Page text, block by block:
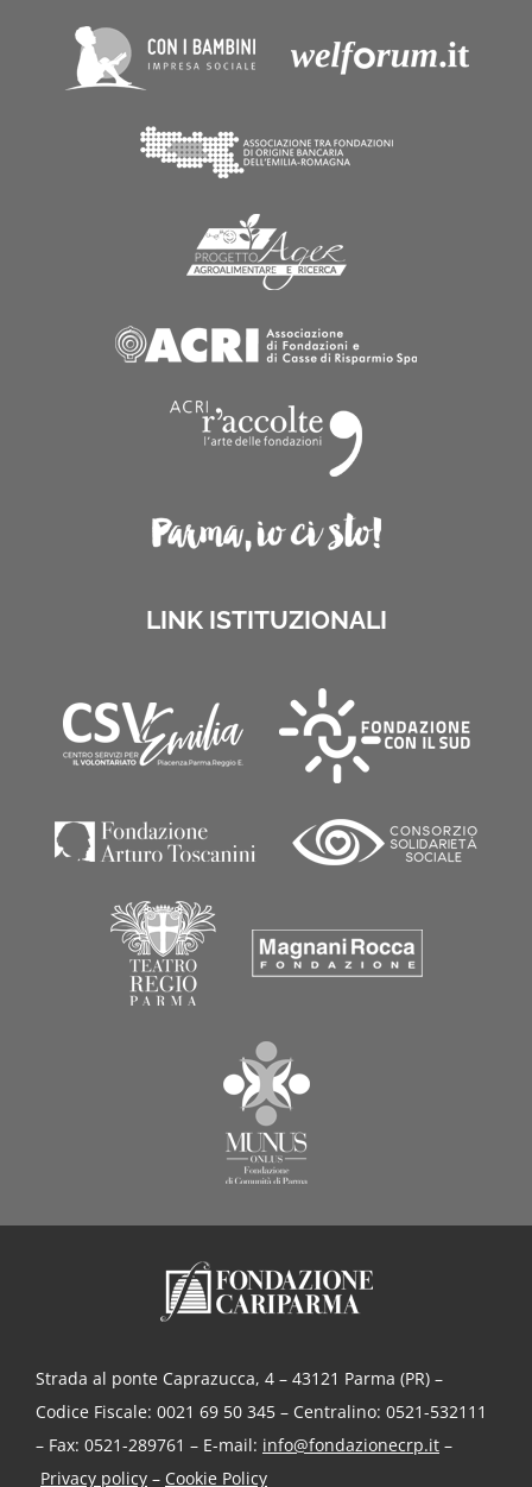
LINK ISTITUZIONALI
Strada al ponte Caprazucca, 4 – 43121 Parma (PR) –
Codice Fiscale: 0021 69 50 345 – Centralino: 0521-532111
– Fax: 0521-289761 – E-mail: info@fondazionecrp.it–
Privacy policy– Cookie Policy